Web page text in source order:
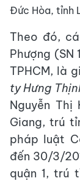
Đức Hòa, tỉnh
Theo đó,
Phượng (SN
TPHCM, là
ty Hưng
Nguyễn Thị
Giang, trú
pháp luật
đến 30/3/
quận 1, trú